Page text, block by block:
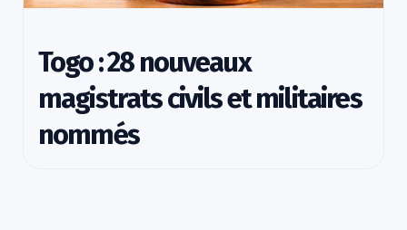
Togo : 28 nouveaux
magistrats civils et militaires
nommés